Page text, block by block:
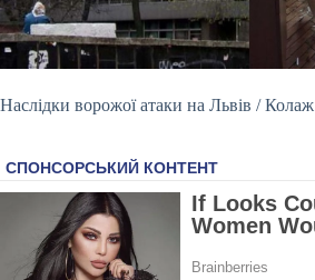
Наслідки ворожої атаки на Львів / Колаж